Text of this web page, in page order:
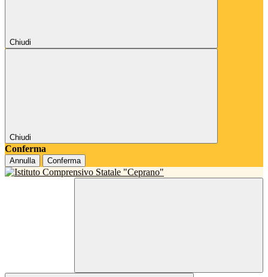
Chiudi
Chiudi
Conferma
Annulla Conferma